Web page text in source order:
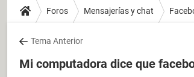
Foros Mensajerías y chat
Tema Anterior
Mi computadora dice que